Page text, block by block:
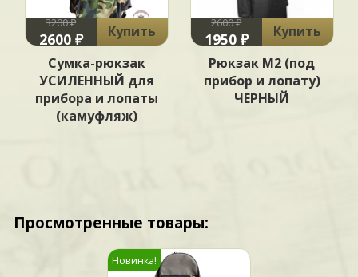
3200 ₽
2600 ₽
Купить
Сумка-рюкзак
УСИЛЕННЫЙ для
прибора и лопаты
(камуфляж)
2600 ₽
1950 ₽
Купить
Рюкзак М2 (под
прибор и лопату)
ЧЕРНЫЙ
Просмотренные товары:
Новинка!